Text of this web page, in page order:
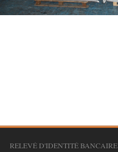
RELEVÉ D'IDENTITÉ BANCAIRE